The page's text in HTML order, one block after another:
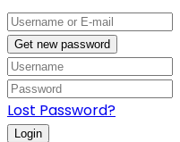
Get new password
Lost Password?
Login